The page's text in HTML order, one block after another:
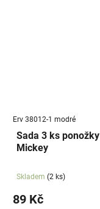
Erv 38012-1 modré
Sada 3 ks ponožky
Mickey
Skladem (2 ks)
89 Kč